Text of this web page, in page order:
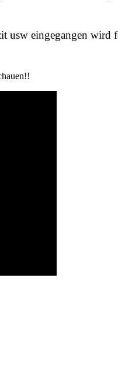
usw eingegangen wird